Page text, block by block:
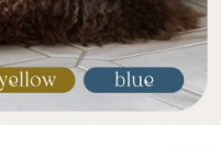
産物）, 大根（有機農産物）,
）, 椎茸どんこ（天日乾燥の
骨パウダー（無添加）, 水:室
限 約3週間※当社の商品は無投
費期限が短いことをご理解い